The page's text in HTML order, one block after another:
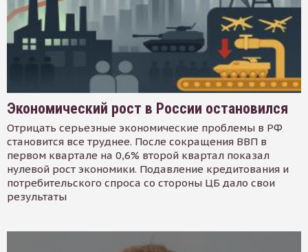
Экономический рост в России остановился
Отрицать серьезные экономические проблемы в РФ
становится все труднее. После сокращения ВВП в
первом квартале на 0,6% второй квартал показал
нулевой рост экономики. Подавление кредитования и
потребительского спроса со стороны ЦБ дало свои
результаты